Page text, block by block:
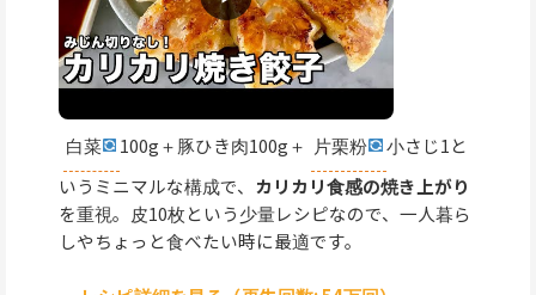
白菜 100g＋豚ひき肉100g＋ 片栗粉
小さじ1と
いうミニマルな構成で、 カリカリ食感の焼き上がり
を重視。皮10枚という少量レシピなので、一人暮ら
しやちょっと食べたい時に最適です。